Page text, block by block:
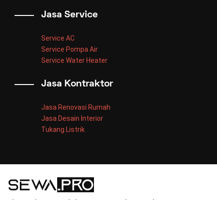
Jasa Service
Service AC
Service Pompa Air
Service Water Heater
Jasa Kontraktor
Jasa Renovasi Rumah
Jasa Desain Interior
Tukang Listrik